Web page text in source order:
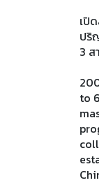
เปิ
ปริ
3 ส
to